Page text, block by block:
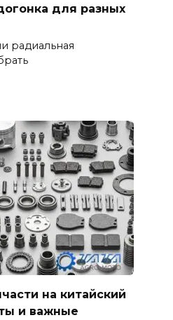
для разных
радиальная
на китайский
и важные